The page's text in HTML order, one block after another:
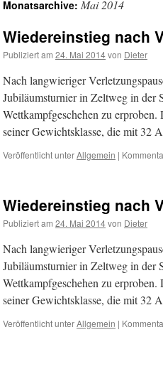
Inhalt
Monatsarchive: Mai 2014
Wiedereinstieg nach
Publiziert am 24. Mai 2014von Dieter
Nach langwieriger
Jubiläumsturnier in Zeltweg in der
Wettkampfgeschehen zu
seiner Gewichtsklasse, die mit 32
Veröffentlicht unterAllgemein |
Wiedereinstieg nach
Publiziert am 24. Mai 2014von Dieter
Nach langwieriger
Jubiläumsturnier in Zeltweg in der
Wettkampfgeschehen zu
seiner Gewichtsklasse, die mit 32
Veröffentlicht unterAllgemein |